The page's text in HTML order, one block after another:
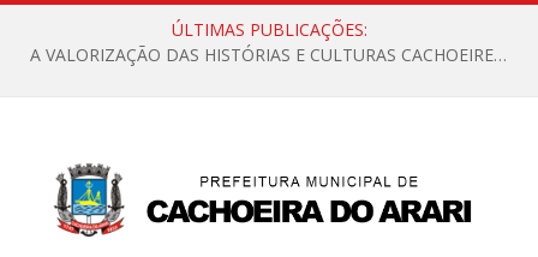
ÚLTIMAS PUBLICAÇÕES:
A VALORIZAÇÃO DAS HISTÓRIAS E CULTURAS CACHOEIRENSES